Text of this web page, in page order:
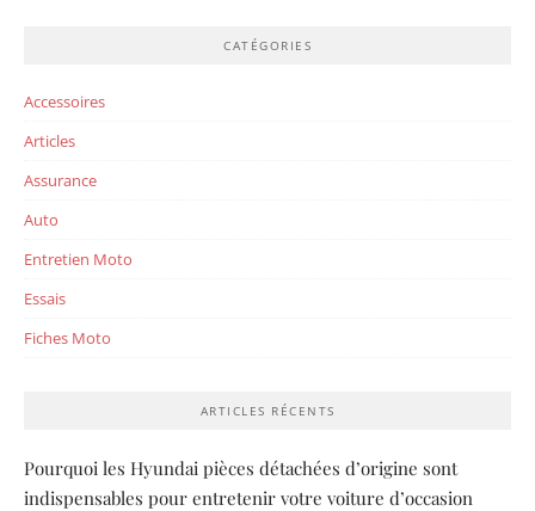
CATÉGORIES
Accessoires
Articles
Assurance
Auto
Entretien Moto
Essais
Fiches Moto
ARTICLES RÉCENTS
Pourquoi les Hyundai pièces détachées d’origine sont
indispensables pour entretenir votre voiture d’occasion